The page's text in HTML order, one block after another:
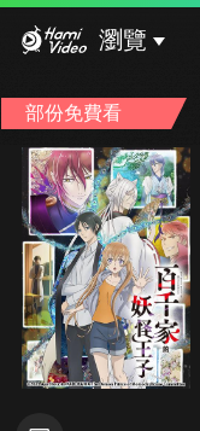
瀏覽
部份免費看